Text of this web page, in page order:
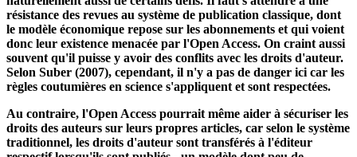
Une ouverture de la science signifie également que certains
systèmes établis et comportements bien établis doivent être
adaptés, voire remplacés. Un tel changement s'accompagne
naturellement aussi de certains défis. Il faut s'attendre à une
résistance des revues au système de publication classique, dont
le modèle économique repose sur les abonnements et qui voient
donc leur existence menacée par l'Open Access. On craint aussi
souvent qu'il puisse y avoir des conflits avec les droits d'auteur.
Selon Suber (2007), cependant, il n'y a pas de danger ici car les
règles coutumières en science s'appliquent et sont respectées.